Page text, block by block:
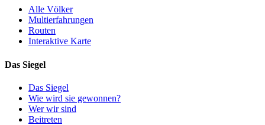
Alle Völker
Multierfahrungen
Routen
Interaktive Karte
Das Siegel
Das Siegel
Wie wird sie gewonnen?
Wer wir sind
Beitreten